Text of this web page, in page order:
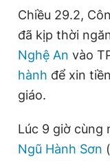
Sản phẩm khác
Tiện ích
Thông tin tòa
Chiều 29.2,
đã kịp thời
Nghệ An vào
hành để xin
giáo.
Lúc 9 giờ cùng
Ngũ Hành Sơn